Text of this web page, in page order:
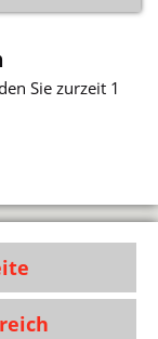
Sie zurzeit 1